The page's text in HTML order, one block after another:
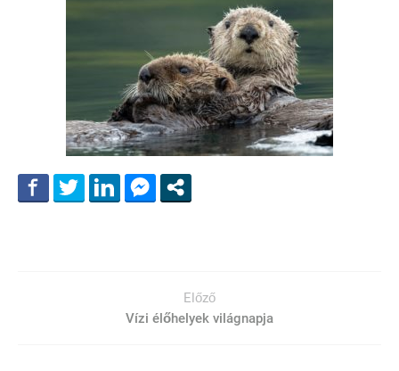
Előző
Vízi élőhelyek világnapja